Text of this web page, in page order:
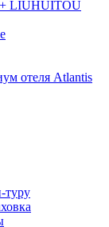
+ LIUHUITOU
отеля Atlantis
туру